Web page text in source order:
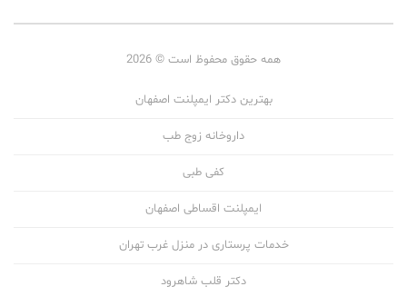
همه حقوق محفوظ است © 2026
بهترین دکتر ایمپلنت اصفهان
داروخانه زوج طب
کفی طبی
ایمپلنت اقساطی اصفهان
خدمات پرستاری در منزل غرب تهران
دکتر قلب شاهرود